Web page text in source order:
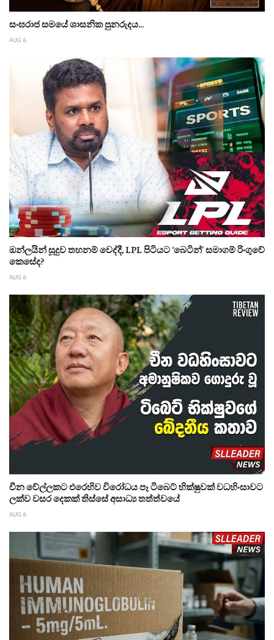
සංඝරාජ සමයේ ශාසනික පුනරුදය...
AUG 6
ඔන්ලයින් සූදුව තහනම් වෙද්දී, LPL පිටියට ‘බෙටින්’ සමාගම් රිංගුවේ
කෙසේද?
AUG 6
චීන වේල්ලකට එරෙහිව විරෝධය පෑ ටිබෙට් භික්ෂුවක් වධහිංසාවට
ලක්ව වසර දෙකක් තිස්සේ අසාධ්‍ය තත්ත්වයේ
AUG 6